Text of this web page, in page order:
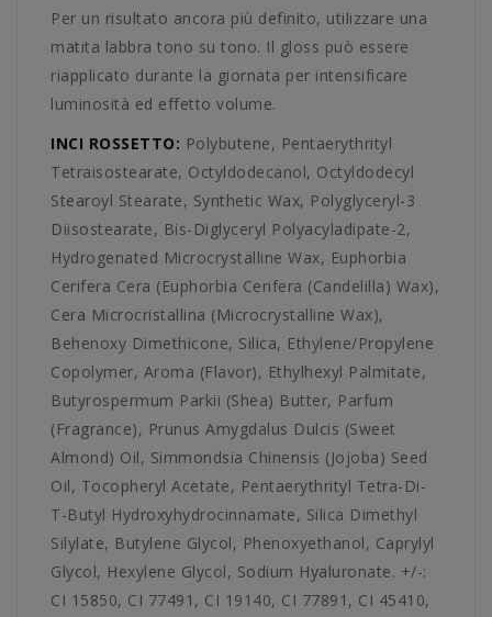
Per un risultato ancora più definito, utilizzare una
matita labbra tono su tono. Il gloss può essere
riapplicato durante la giornata per intensificare
luminosità ed effetto volume.
INCI ROSSETTO: Polybutene, Pentaerythrityl
Tetraisostearate, Octyldodecanol, Octyldodecyl
Stearoyl Stearate, Synthetic Wax, Polyglyceryl-3
Diisostearate, Bis-Diglyceryl Polyacyladipate-2,
Hydrogenated Microcrystalline Wax, Euphorbia
Cerifera Cera (Euphorbia Cerifera (Candelilla) Wax),
Cera Microcristallina (Microcrystalline Wax),
Behenoxy Dimethicone, Silica, Ethylene/Propylene
Copolymer, Aroma (Flavor), Ethylhexyl Palmitate,
Butyrospermum Parkii (Shea) Butter, Parfum
(Fragrance), Prunus Amygdalus Dulcis (Sweet
Almond) Oil, Simmondsia Chinensis (Jojoba) Seed
Oil, Tocopheryl Acetate, Pentaerythrityl Tetra-Di-
T-Butyl Hydroxyhydrocinnamate, Silica Dimethyl
Silylate, Butylene Glycol, Phenoxyethanol, Caprylyl
Glycol, Hexylene Glycol, Sodium Hyaluronate. +/-:
CI 15850, CI 77491, CI 19140, CI 77891, CI 45410,